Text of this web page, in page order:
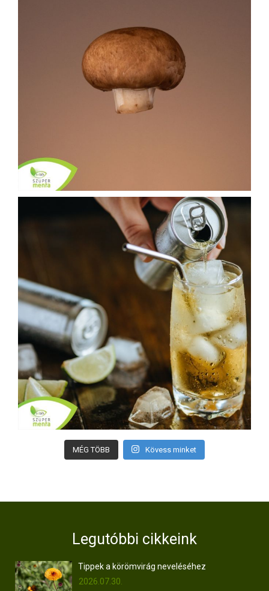
MÉG TÖBB Kövess minket
Legutóbbi cikkeink
Tippek a körömvirág neveléséhez
2026.07.30.